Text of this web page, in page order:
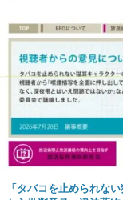
「タバコを止められな